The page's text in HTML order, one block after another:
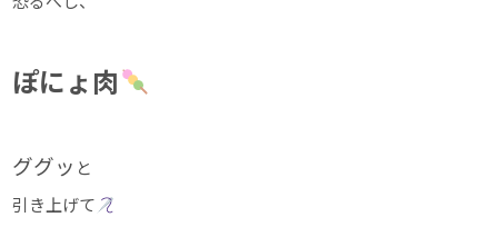
ぽにょ肉
ググッ と
引き上げて